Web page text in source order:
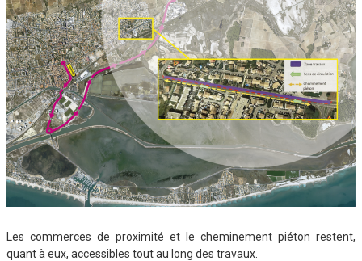
Les commerces de proximité et le cheminement piéton restent,
quant à eux, accessibles tout au long des travaux.